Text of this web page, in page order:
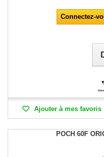
Connectez-
Ajouter à mes favoris
POCH 60F